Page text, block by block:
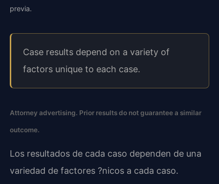
previa.
Case results depend on a variety of
factors unique to each case.
Attorney advertising. Prior results do not guarantee a similar
outcome.
Los resultados de cada caso dependen de una
variedad de factores ?nicos a cada caso.